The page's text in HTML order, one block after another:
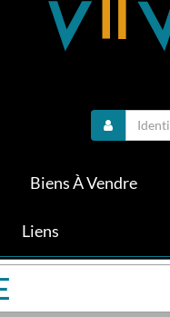
Biens À Vendre
Liens